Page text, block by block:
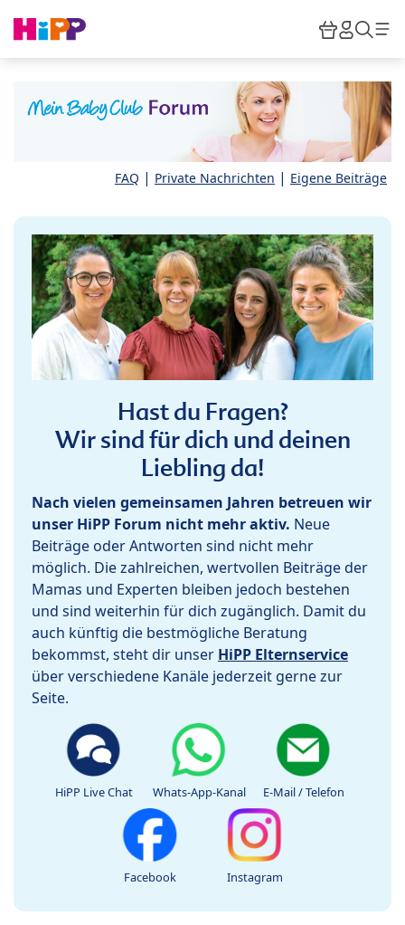
HiPP
FAQ | Private Nachrichten | Eigene Beiträge
Hast du Fragen?
Wir sind für dich und deinen
Liebling da!
Nach vielen gemeinsamen Jahren betreuen wir
unser HiPP Forum nicht mehr aktiv. Neue
Beiträge oder Antworten sind nicht mehr
möglich. Die zahlreichen, wertvollen Beiträge der
Mamas und Experten bleiben jedoch bestehen
und sind weiterhin für dich zugänglich. Damit du
auch künftig die bestmögliche Beratung
bekommst, steht dir unser HiPP Elternservice
über verschiedene Kanäle jederzeit gerne zur
Seite.
HiPP Live Chat Whats-App-Kanal E-Mail / Telefon
Facebook Instagram